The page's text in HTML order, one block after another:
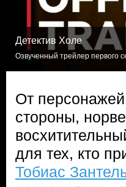
Детектив Холе
Озвученный трейлер первого
От
стороны,
для тех, кто
Тобиас